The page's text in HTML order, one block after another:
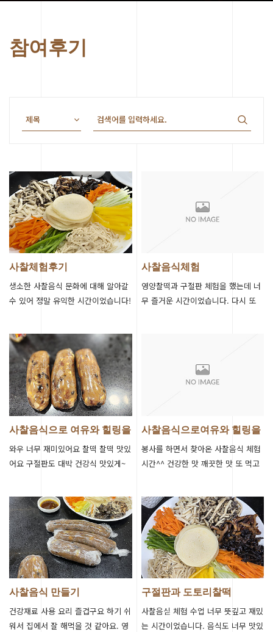
참여후기
사찰체험후기
생소한 사찰음식 문화에 대해 알아갈
수 있어 정말 유익한 시간이었습니다!
사찰음식체험
영양찰떡과 구절판 체험을 했는데 너
무 즐거운 시간이었습니다. 다시 또
사찰음식으로 여유와 힐링을
와우 너무 재미있어요 찰떡 찰떡 맛있
어요 구절판도 대박 건강식 맛있게~
사찰음식으로여유와 힐링을
봉사를 하면서 찾아온 사찰음식 체험
시간^^ 건강한 맛 깨끗한 맛 또 먹고
께…
사찰음식 만들기
건강재료 사용 요리 즐겁구요 하기 쉬
워서 집에서 잘 해먹을 것 같아요. 영
구절판과 도토리찰떡
사찰음싣 체험 수업 너무 뜻깊고 재밌
는 시간이었습니다. 음식도 너무 맛있